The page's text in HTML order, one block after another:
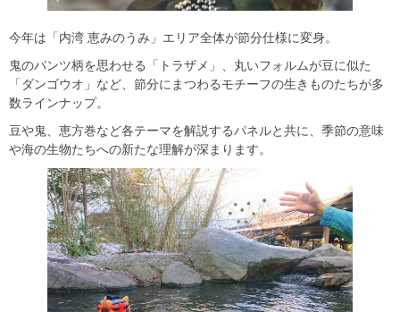
今年は「内湾 恵みのうみ」エリア全体が節分仕様に変身。
鬼のパンツ柄を思わせる「トラザメ」、丸いフォルムが豆に似た
「ダンゴウオ」など、節分にまつわるモチーフの生きものたちが多
数ラインナップ。
豆や鬼、恵方巻など各テーマを解説するパネルと共に、季節の意味
や海の生物たちへの新たな理解が深まります。